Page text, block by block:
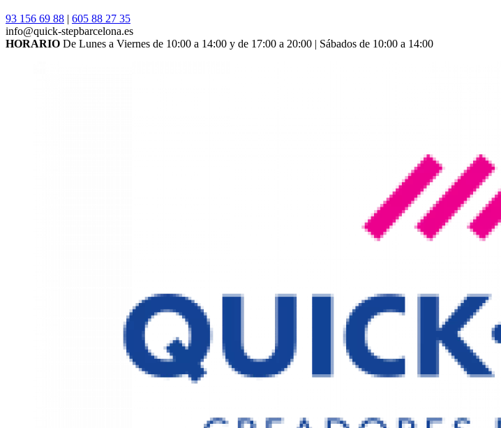
93 156 69 88 | 605 88 27 35
info@quick-stepbarcelona.es
HORARIO De Lunes a Viernes de 10:00 a 14:00 y de 17:00 a 20:00 | Sábados de 10:00 a 14:00